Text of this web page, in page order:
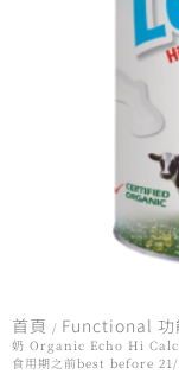
首頁 / Functional 功
奶 Organic Echo Hi
食用期之前best before 21/